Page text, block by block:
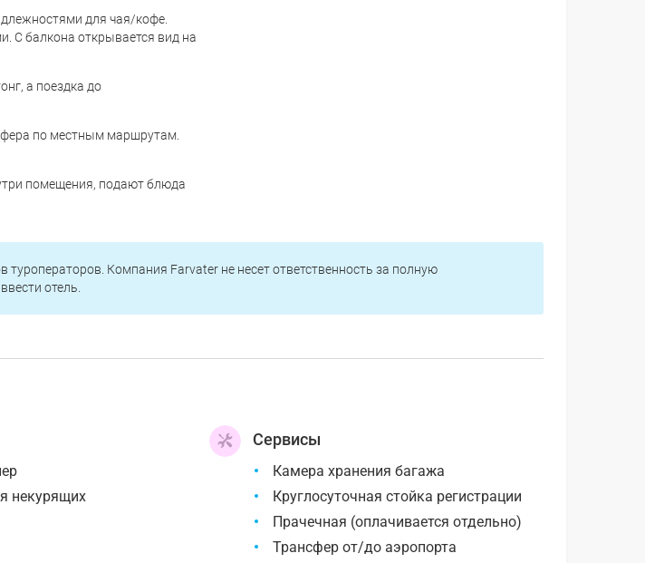
для чая/кофе.
С балкона открывается вид на
а поездка до
по местным маршрутам.
помещения, подают блюда
Компания Farvater не несет ответственность за полную
отель.
некурящих
Сервисы
Камера хранения багажа
Круглосуточная стойка регистрации
Прачечная (оплачивается отдельно)
Трансфер от/до аэропорта